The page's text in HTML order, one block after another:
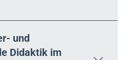
und
Didaktik im